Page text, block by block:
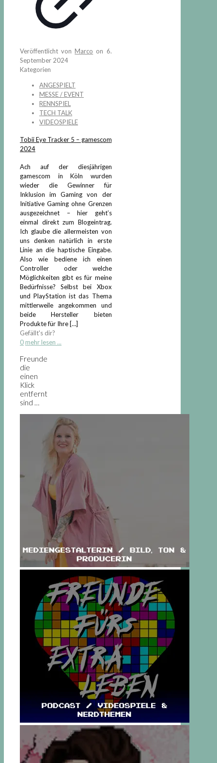
Veröffentlicht vonMarco on 6.
September 2024
Kategorien
ANGESPIELT
MESSE / EVENT
RENNSPIEL
TECH TALK
VIDEOSPIELE
Tobii Eye Tracker 5 – gamescom
2024
Ach auf der diesjährigen
gamescom in Köln wurden
wieder die Gewinner für
Inklusion im Gaming von der
Initiative Gaming ohne Grenzen
ausgezeichnet – hier geht’s
einmal direkt zum Blogeintrag.
Ich glaube die allermeisten von
uns denken natürlich in erste
Linie an die haptische Eingabe.
Also wie bediene ich einen
Controller oder welche
Möglichkeiten gibt es für meine
Bedürfnisse? Selbst bei Xbox
und PlayStation ist das Thema
mittlerweile angekommen und
beide Hersteller bieten
Produkte für Ihre[…]
Gefällt's dir?
0 mehr lesen ...
Freunde
die
einen
Klick
entfernt
sind …